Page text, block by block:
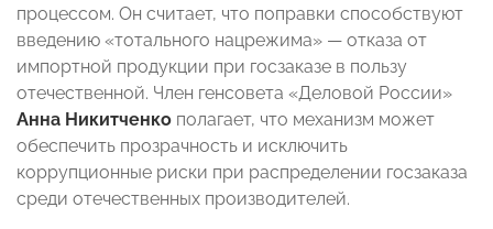
процессом. Он считает, что поправки способствуют
введению «тотального нацрежима» — отказа от
импортной продукции при госзаказе в пользу
отечественной. Член генсовета «Деловой России»
Анна Никитченко полагает, что механизм может
обеспечить прозрачность и исключить
коррупционные риски при распределении госзаказа
среди отечественных производителей.